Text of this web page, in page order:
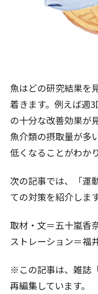
魚はどの研究結果を
着きます。例えば週
の十分な改善効果が
魚介類の摂取量が多
低くなることがわか
次の記事では、「運
ての対策を紹介します
取材・文＝五十嵐香
ストレーション＝福
※この記事は、雑誌
再編集しています。